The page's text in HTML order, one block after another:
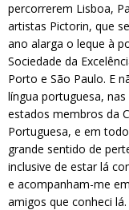
percorrerem Lisboa,
artistas Pictorin, que
ano alarga o leque à
Sociedade da
Porto e São Paulo. E
língua portuguesa,
estados membros da
Portuguesa, e em
grande sentido de
inclusive de estar lá
e acompanham-me
amigos que conheci lá.